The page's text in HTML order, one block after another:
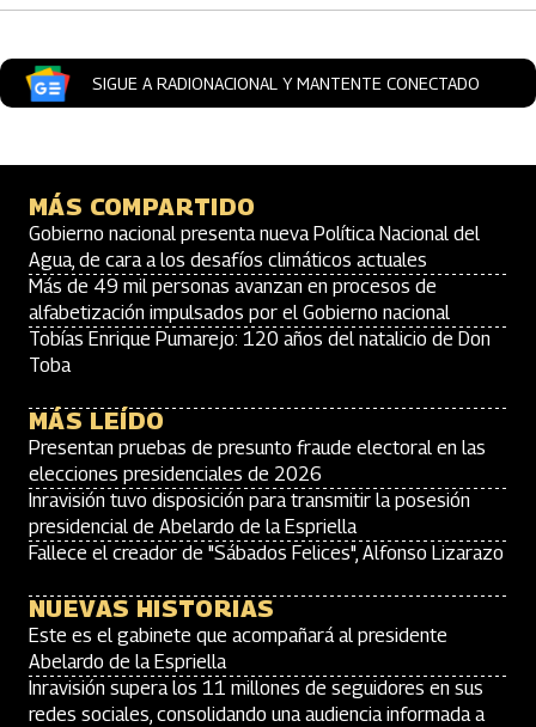
SIGUE A RADIONACIONAL Y MANTENTE CONECTADO
MÁS COMPARTIDO
Gobierno nacional presenta nueva Política Nacional del
Agua, de cara a los desafíos climáticos actuales
Más de 49 mil personas avanzan en procesos de
alfabetización impulsados por el Gobierno nacional
Tobías Enrique Pumarejo: 120 años del natalicio de Don
Toba
MÁS LEÍDO
Presentan pruebas de presunto fraude electoral en las
elecciones presidenciales de 2026
Inravisión tuvo disposición para transmitir la posesión
presidencial de Abelardo de la Espriella
Fallece el creador de "Sábados Felices", Alfonso Lizarazo
NUEVAS HISTORIAS
Este es el gabinete que acompañará al presidente
Abelardo de la Espriella
Inravisión supera los 11 millones de seguidores en sus
redes sociales, consolidando una audiencia informada a